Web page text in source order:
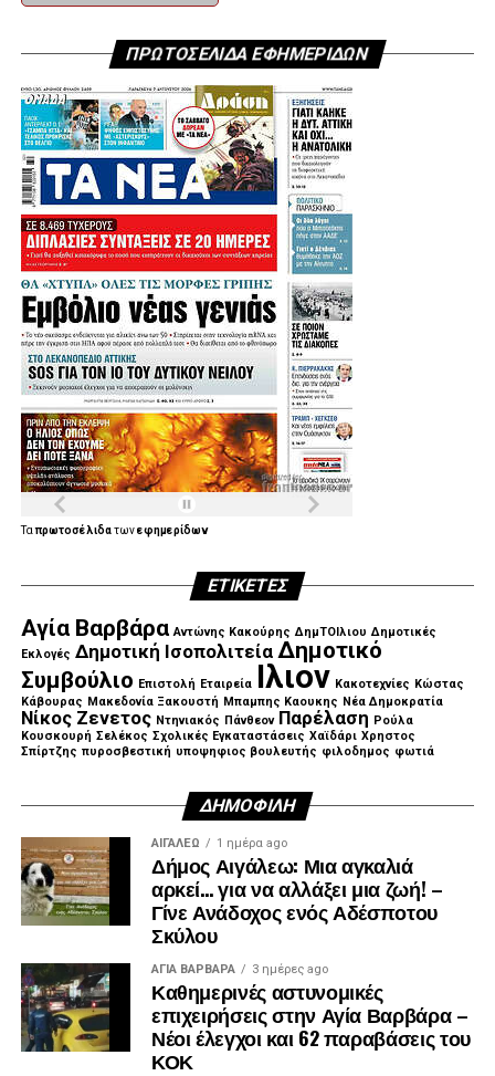
ΠΡΩΤΟΣΕΛΙΔΑ ΕΦΗΜΕΡΙΔΩΝ
Ταπρωτοσέλιδατωνεφημερίδων
ΕΤΙΚΈΤΕΣ
Αγία Βαρβάρα Αντώνης Κακούρης ΔημΤΟΙλιου Δημοτικές
Εκλογές Δημοτική Ισοπολιτεία Δημοτικό
Συμβούλιο Επιστολή Εταιρεία Ιλιον Κακοτεχνίες Κώστας
Κάβουρας Μακεδονία Ξακουστή Μπαμπης Καουκης Νέα Δημοκρατία
Νίκος Ζενετος Ντηνιακός Πάνθεον Παρέλαση Ρούλα
Κουσκουρή Σελέκος Σχολικές Εγκαταστάσεις Χαϊδάρι Χρηστος
Σπίρτζης πυροσβεστική υποψηφιος βουλευτής φιλοδημος φωτιά
ΔΗΜΟΦΙΛΉ
ΑΙΓΑΛΕΩ 1 ημέρα ago
Δήμος Αιγάλεω: Μια αγκαλιά
αρκεί… για να αλλάξει μια ζωή! –
Γίνε Ανάδοχος ενός Αδέσποτου
Σκύλου
ΑΓΙΑ ΒΑΡΒΑΡΑ 3 ημέρες ago
Καθημερινές αστυνομικές
επιχειρήσεις στην Αγία Βαρβάρα –
Νέοι έλεγχοι και 62 παραβάσεις του
ΚΟΚ